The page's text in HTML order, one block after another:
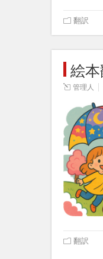
翻訳
絵
管理人
翻訳